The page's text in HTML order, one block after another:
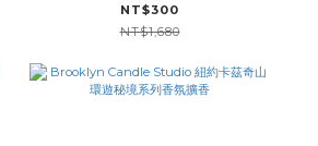
NT$300
NT$1,680